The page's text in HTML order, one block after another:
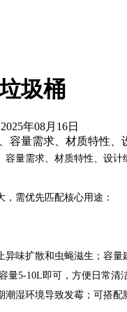
圾桶
年08月16日
容量需求、材质特性
需求、材质特性、设计
需优先匹配核心用途：
味扩散和虫蝇滋生；容量
5-10L即可，方便日常清
湿环境导致发霉；可搭配